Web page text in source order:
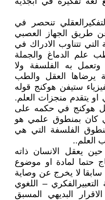
تنحصر في
طريق الجهاز العصبي
التي تتناوب الادراك في
علم الدماغ والجملة
به الفلسفة ولا
يرضاها العقل والطب
ستيفن هوكنج قوله
او يتقدم منجزات العلم.
هوكنج في حكمه على
كان بمنطوق علمي هو
الفلسفة التي هي
العلم..
يعقل الانسان ذاته
حتما لمادة او موضوع
سابقا لا يخرج عن وصاية
– اللغوي
البديهي المسبق